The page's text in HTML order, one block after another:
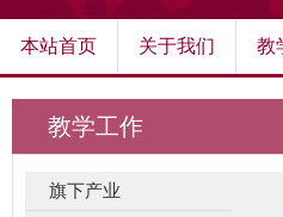
本站首页 关于我们 教
教学工作
旗下产业